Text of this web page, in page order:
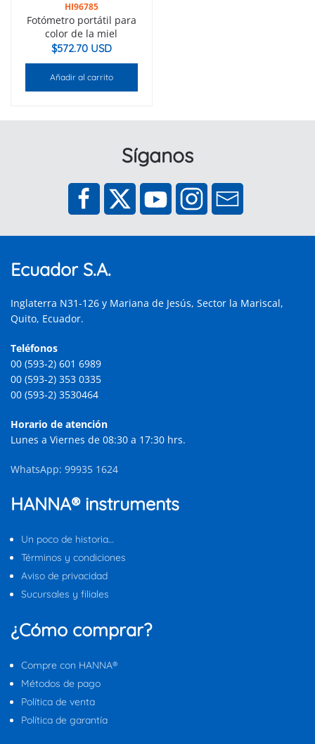
HI96785
Fotómetro portátil para
color de la miel
$572.70 USD
Añadir al carrito
Síganos
Ecuador S.A.
Inglaterra N31-126 y Mariana de Jesús, Sector la Mariscal,
Quito, Ecuador.
Teléfonos
00 (593-2) 601 6989
00 (593-2) 353 0335
00 (593-2) 3530464
Horario de atención
Lunes a Viernes de 08:30 a 17:30 hrs.
WhatsApp: 99935 1624
HANNA® instruments
Un poco de historia…
Términos y condiciones
Aviso de privacidad
Sucursales y filiales
¿Cómo comprar?
Compre con HANNA®
Métodos de pago
Política de venta
Política de garantía